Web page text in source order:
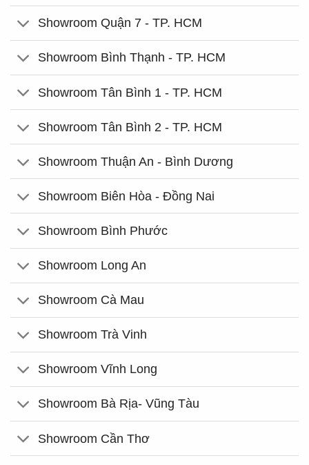
Showroom Quận 7 - TP. HCM
Showroom Bình Thạnh - TP. HCM
Showroom Tân Bình 1 - TP. HCM
Showroom Tân Bình 2 - TP. HCM
Showroom Thuận An - Bình Dương
Showroom Biên Hòa - Đồng Nai
Showroom Bình Phước
Showroom Long An
Showroom Cà Mau
Showroom Trà Vinh
Showroom Vĩnh Long
Showroom Bà Rịa- Vũng Tàu
Showroom Cần Thơ